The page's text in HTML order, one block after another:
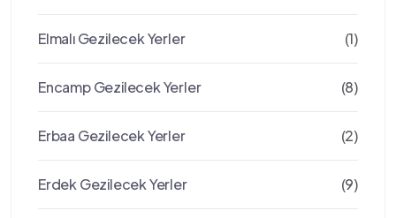
Elmalı Gezilecek Yerler (1)
Encamp Gezilecek Yerler (8)
Erbaa Gezilecek Yerler (2)
Erdek Gezilecek Yerler (9)